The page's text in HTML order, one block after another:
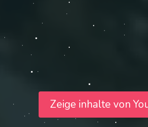
Zeige inhalte von